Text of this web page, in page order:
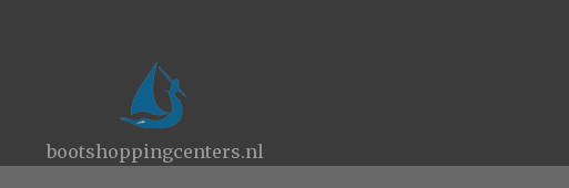
bootshoppingcenters.nl